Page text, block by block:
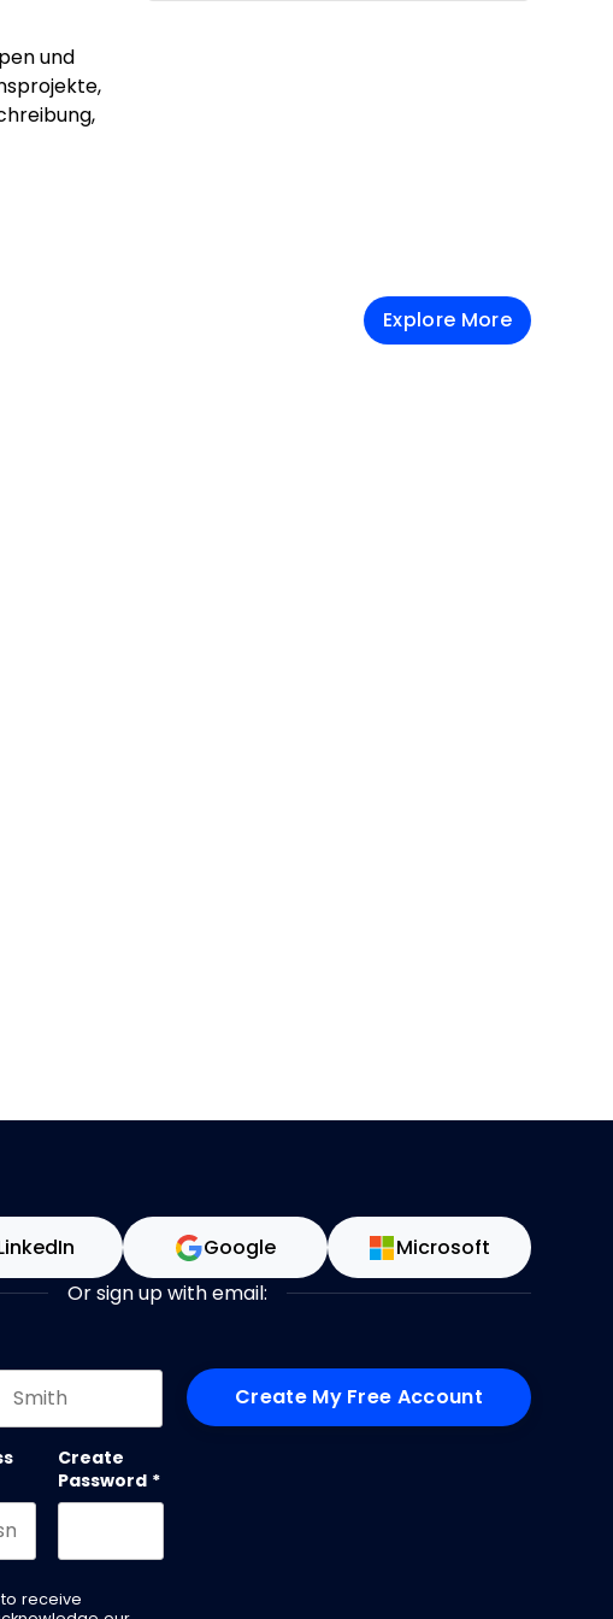
und
Explore More
Google Microsoft
Or sign up with email:
Create
Password *
receive